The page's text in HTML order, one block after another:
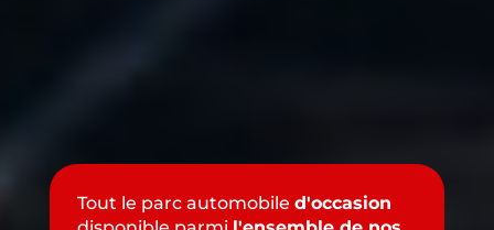
Tout le parc automobile d'occasion